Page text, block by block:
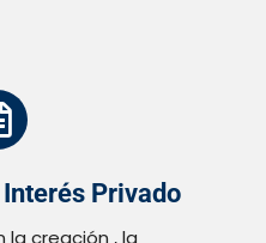
Privado
la creación , la